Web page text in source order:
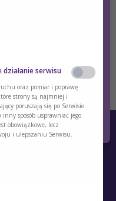
się
pielęgniarstwa,
Nie
serwisu
oraz pomiar i poprawę
strony są najmniej i
poruszają się po Serwisie.
inny sposób usprawniać jego
obowiązkowe, lecz
i ulepszaniu Serwisu.